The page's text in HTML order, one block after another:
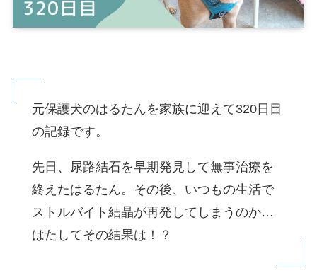
元保護犬のはるたんを家族に迎えて320日目
の記録です。
先日、尿路結石を早期発見して無事治療を
終えたはるたん。その後、いつもの生活で
ストルバイト結晶が再発してしまうのか…
はたしてその結果は！？